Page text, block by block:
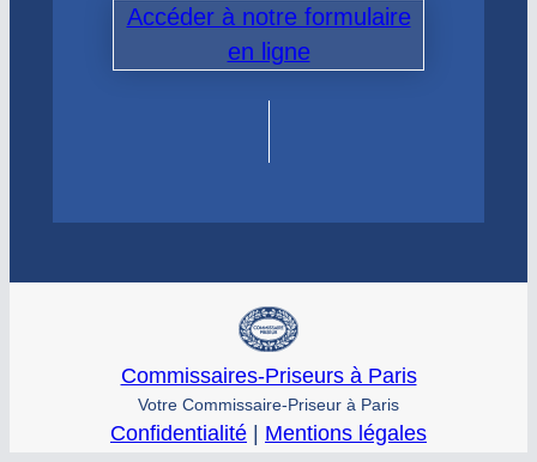
Accéder à notre formulaire
en ligne
Commissaires-Priseurs à Paris
Votre Commissaire-Priseur à Paris
Confidentialité | Mentions légales